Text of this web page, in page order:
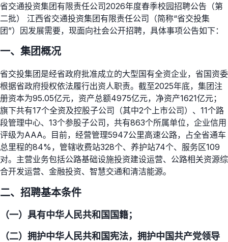
省交通投资集团有限责任公司2026年度春季校园招聘公告（第
二批） 江西省交通投资集团有限责任公司（简称“省交投集
团”）因发展需要，现面向社会公开招聘，具体事项公告如下：
一、集团概况
省交投集团是经省政府批准成立的大型国有全资企业，省国资委
根据省政府授权依法履行出资人职责。截至2025年底，集团注
册资本为95.05亿元，资产总额4975亿元，净资产1621亿元；
旗下共有17个全资及控股子公司（其中2个上市公司）、11个路
段管理中心、13个参股子公司，共有863个所属单位，企业信用
评级为AAA。目前，经营管理5947公里高速公路，占全省通车
总里程的84%，管辖收费站328个、养护站74个、服务区109
对。主营业务包括公路基础设施投资建设运营、公路相关资源综
合开发运营、金融投资、智慧交通和清洁能源。
二、招聘基本条件
（一）具有中华人民共和国国籍；
（二）拥护中华人民共和国宪法，拥护中国共产党领导